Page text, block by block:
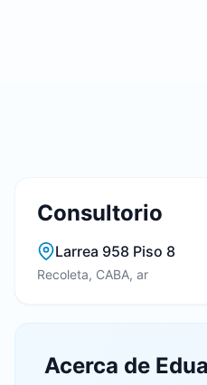
Consultorio
Larrea 958 Piso 8
Recoleta, CABA, ar
Acerca de